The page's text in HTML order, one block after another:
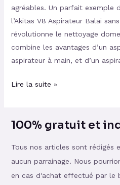
agréables. Un parfait exemple
l’Akitas V8 Aspirateur Balai
révolutionne le nettoyage
combine les avantages d’un
aspirateur à main, et d’un
Lire la suite »
100% gratuit et
Tous nos articles sont rédigés
aucun parrainage. Nous
en cas d'achat effectué par le